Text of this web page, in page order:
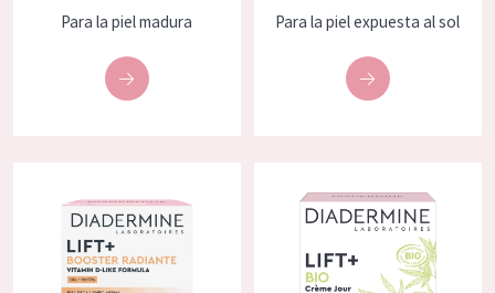
Crema de ojos
Limpieza
Essentials
Lift+
Expert
Para la piel madura Para la piel expuesta al sol